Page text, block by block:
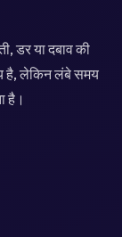
डर या दबाव की
है, लेकिन लंबे समय
है।